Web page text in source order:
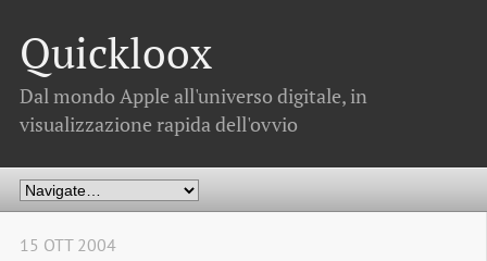
Quickloox
Dal mondo Apple all'universo digitale, in
visualizzazione rapida dell'ovvio
15 OTT 2004